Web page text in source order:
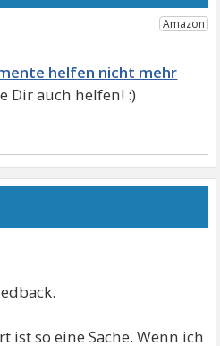
helfen nicht mehr
ist so eine Sache. Wenn ich